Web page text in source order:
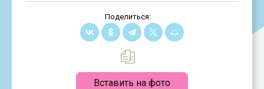
Поделиться:
Вставить на фото